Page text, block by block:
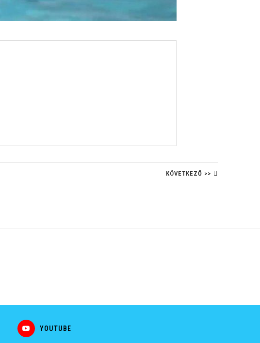
KÖVETKEZŐ >>
YOUTUBE